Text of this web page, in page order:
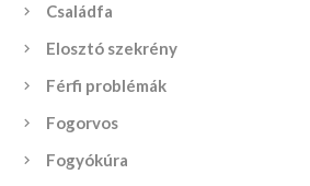
Családfa
Elosztó szekrény
Férfi problémák
Fogorvos
Fogyókúra